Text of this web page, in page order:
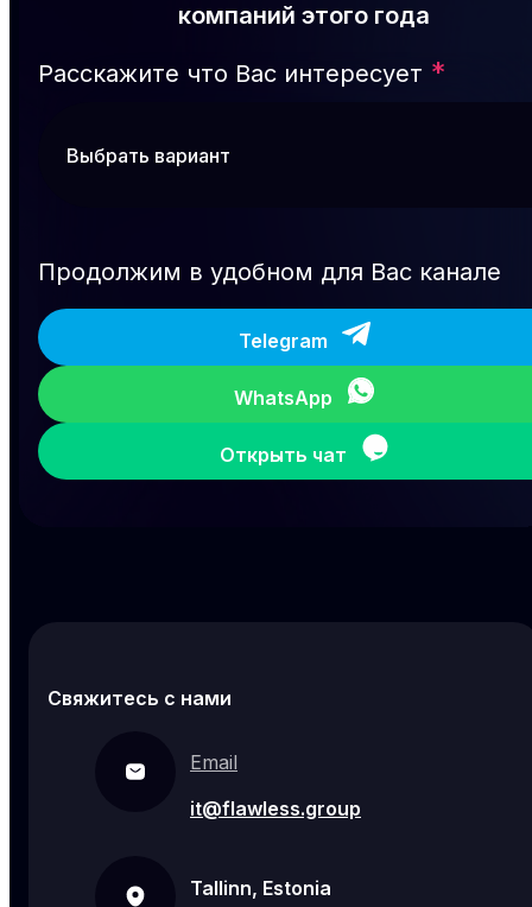
компаний этого года
Расскажите что Вас интересует *
Продолжим в удобном для Вас канале
Telegram
WhatsApp
Открыть чат
Свяжитесь с нами
Email
it@flawless.group
Tallinn, Estonia